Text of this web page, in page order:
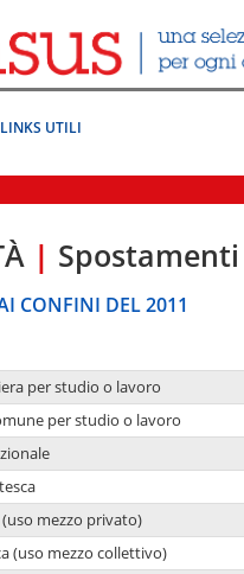
LINKS UTILI
|
CONFINI DEL 2011
per studio o lavoro
per studio o lavoro
mezzo privato)
(uso mezzo collettivo)